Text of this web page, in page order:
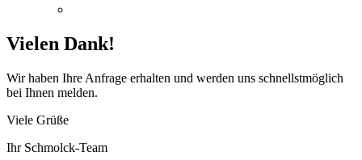
Vielen Dank!
Wir haben Ihre Anfrage erhalten und werden uns schnellstmöglich
bei Ihnen melden.
Viele Grüße
Ihr Schmolck-Team